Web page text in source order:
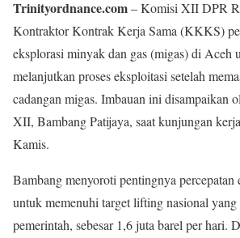
Trinityordnance.com– Komisi XII DPR
Kontraktor Kontrak Kerja Sama (KKKS)
eksplorasi minyak dan gas (migas) di Aceh
melanjutkan proses eksploitasi setelah
cadangan migas. Imbauan ini disampaikan
XII, Bambang Patijaya, saat kunjungan
Kamis.
Bambang menyoroti pentingnya percepatan
untuk memenuhi target lifting nasional yang
pemerintah, sebesar 1,6 juta barel per hari.